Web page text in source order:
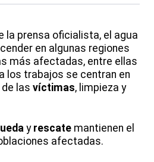
la prensa oficialista, el agua
en algunas regiones
más afectadas, entre ellas
los trabajos se centran en
las víctimas, limpieza y
y rescate mantienen el
afectadas.